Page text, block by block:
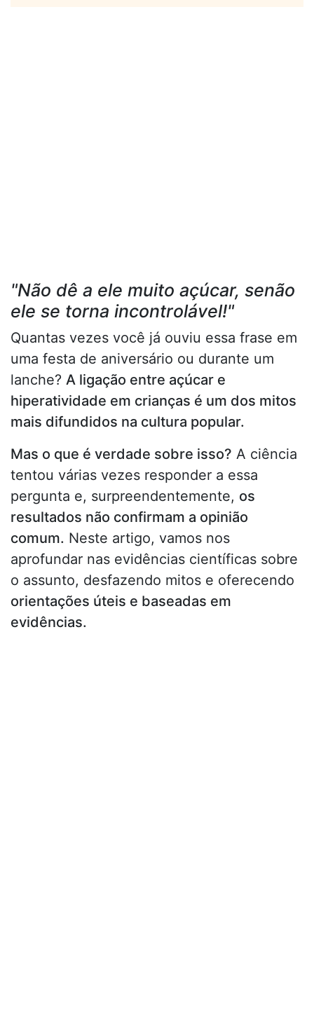
"Não dê a ele muito açúcar, senão
ele se torna incontrolável!"
Quantas vezes você já ouviu essa frase em
uma festa de aniversário ou durante um
lanche? A ligação entre açúcar e
hiperatividade em crianças é um dos mitos
mais difundidos na cultura popular.
Mas o que é verdade sobre isso? A ciência
tentou várias vezes responder a essa
pergunta e, surpreendentemente, os
resultados não confirmam a opinião
comum. Neste artigo, vamos nos
aprofundar nas evidências científicas sobre
o assunto, desfazendo mitos e oferecendo
orientações úteis e baseadas em
evidências.